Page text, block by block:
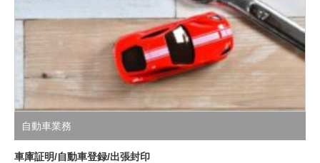
自動車業務
車庫証明/自動車登録/出張封印